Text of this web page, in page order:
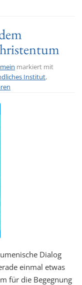
markiert mit
Institut,
Dialog
einmal etwas
für die Begegnung